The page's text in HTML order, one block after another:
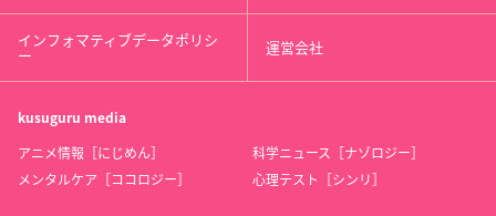
インフォマティブデータポリシ
ー 運営会社
kusuguru media
アニメ情報［にじめん］
科学ニュース［ナゾロジー］
メンタルケア［ココロジー］
心理テスト［シンリ］